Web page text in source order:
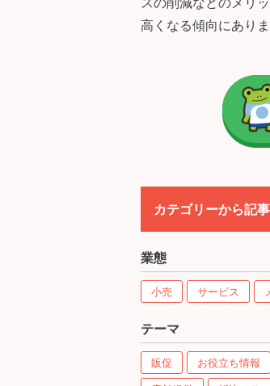
高くなる傾向にありま
カテゴリーから記
業態
小売 サービス
テーマ
販促 お役立ち情報